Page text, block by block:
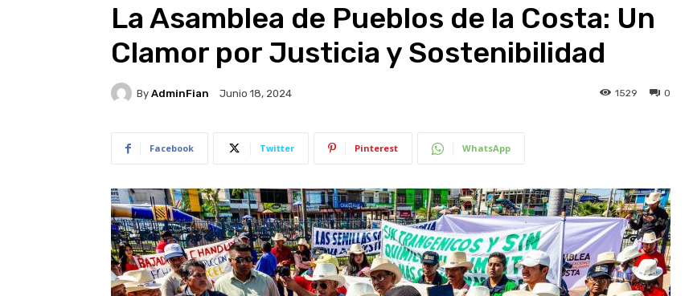
La Asamblea de Pueblos de la Costa: Un
Clamor por Justicia y Sostenibilidad
By AdminFian Junio 18, 2024 0
1529
Facebook Twitter Pinterest WhatsApp